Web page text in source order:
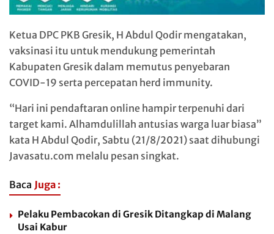
Ketua DPC PKB Gresik, H Abdul Qodir mengatakan,
vaksinasi itu untuk mendukung pemerintah
Kabupaten Gresik dalam memutus penyebaran
COVID-19 serta percepatan herd immunity.
“Hari ini pendaftaran online hampir terpenuhi dari
target kami. Alhamdulillah antusias warga luar biasa”
kata H Abdul Qodir, Sabtu (21/8/2021) saat dihubungi
Javasatu.com melalu pesan singkat.
Baca Juga :
Pelaku Pembacokan di Gresik Ditangkap di Malang
Usai Kabur